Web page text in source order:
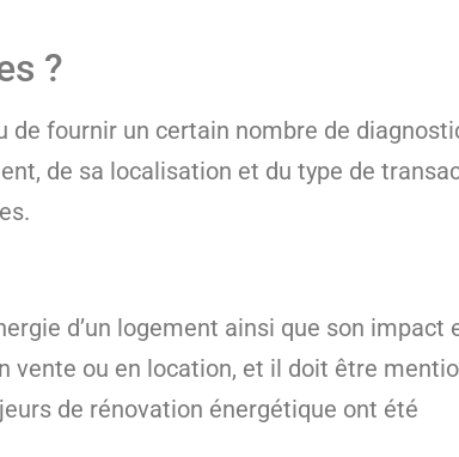
?
de fournir un certain nombre de
de sa localisation et du type de
d’un logement ainsi que son impact
vente ou en location, et il doit être
de rénovation énergétique ont été